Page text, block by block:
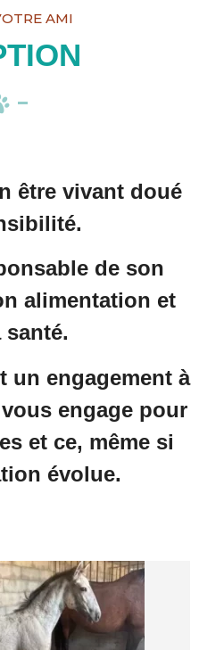
AMI
être vivant doué
de son
alimentation et
santé.
un engagement à
engage pour
et ce, même si
évolue.